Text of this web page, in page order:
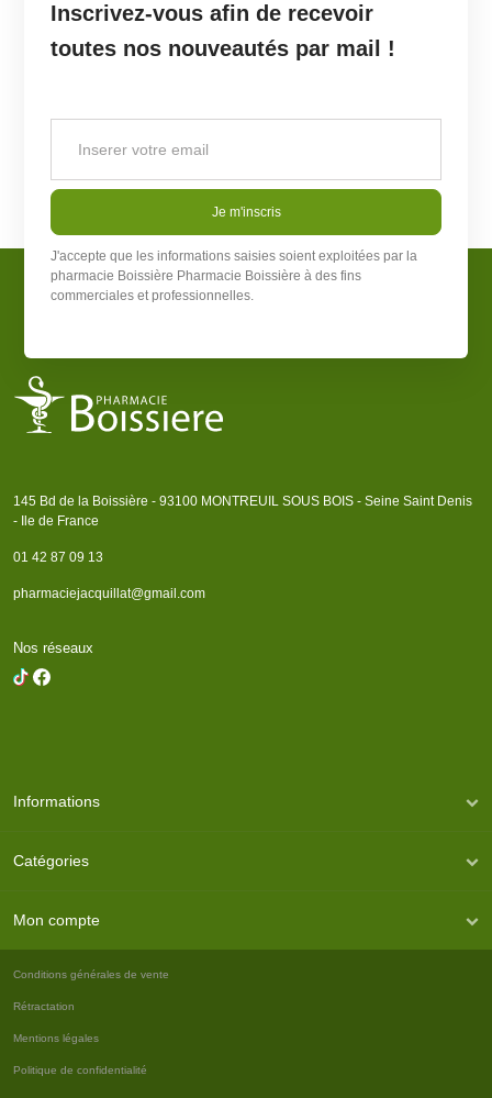
Inscrivez-vous afin de recevoir
toutes nos nouveautés par mail !
Je m'inscris
J'accepte que les informations saisies soient exploitées par la
pharmacie Boissière Pharmacie Boissière à des fins
commerciales et professionnelles.
145 Bd de la Boissière - 93100 MONTREUIL SOUS BOIS - Seine Saint Denis
- Ile de France
01 42 87 09 13
pharmaciejacquillat@gmail.com
Nos réseaux
Informations
Catégories
Mon compte
Conditions générales de vente
Rétractation
Mentions légales
Politique de confidentialité